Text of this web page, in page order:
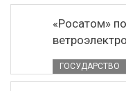
«Росатом»
ГОСУДАРСТВО